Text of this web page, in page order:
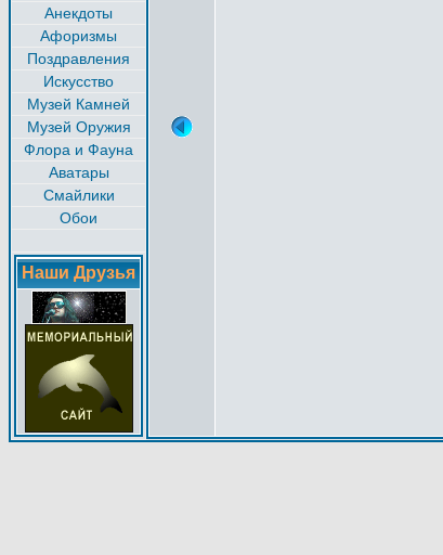
Анекдоты
Афоризмы
Поздравления
Искусство
Музей Камней
Музей Оружия
Флора и Фауна
Аватары
Смайлики
Обои
Наши Друзья